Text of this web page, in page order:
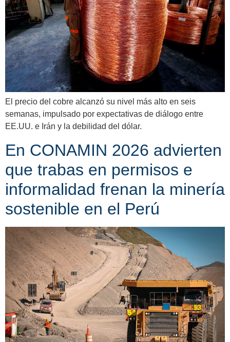
El precio del cobre alcanzó su nivel más alto en seis
semanas, impulsado por expectativas de diálogo entre
EE.UU. e Irán y la debilidad del dólar.
En CONAMIN 2026 advierten
que trabas en permisos e
informalidad frenan la minería
sostenible en el Perú